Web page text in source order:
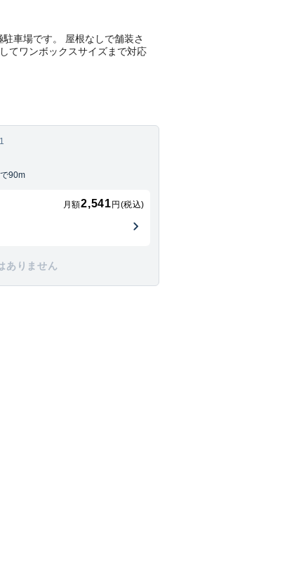
車場です。 屋根なしで舗装さ
てワンボックスサイズまで対応
90m
月額2,541 円(税込)
ありません